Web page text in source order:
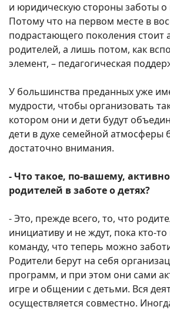
и юридическую стороны заботы о
Потому что на первом месте в
подрастающего поколения стоит
родителей, а лишь потом, как
элемент, – педагогическая
У большинства преданных уже
мудрости, чтобы организовать
котором они и дети будут
дети в духе семейной атмосферы
достаточно внимания.
- Что такое, по-вашему,
родителей в заботе о детях?
- Это, прежде всего, то, что
инициативу и не ждут, пока кто-
команду, что теперь можно
Родители берут на себя
программ, и при этом они сами
игре и общении с детьми. Вся
осуществляется совместно.